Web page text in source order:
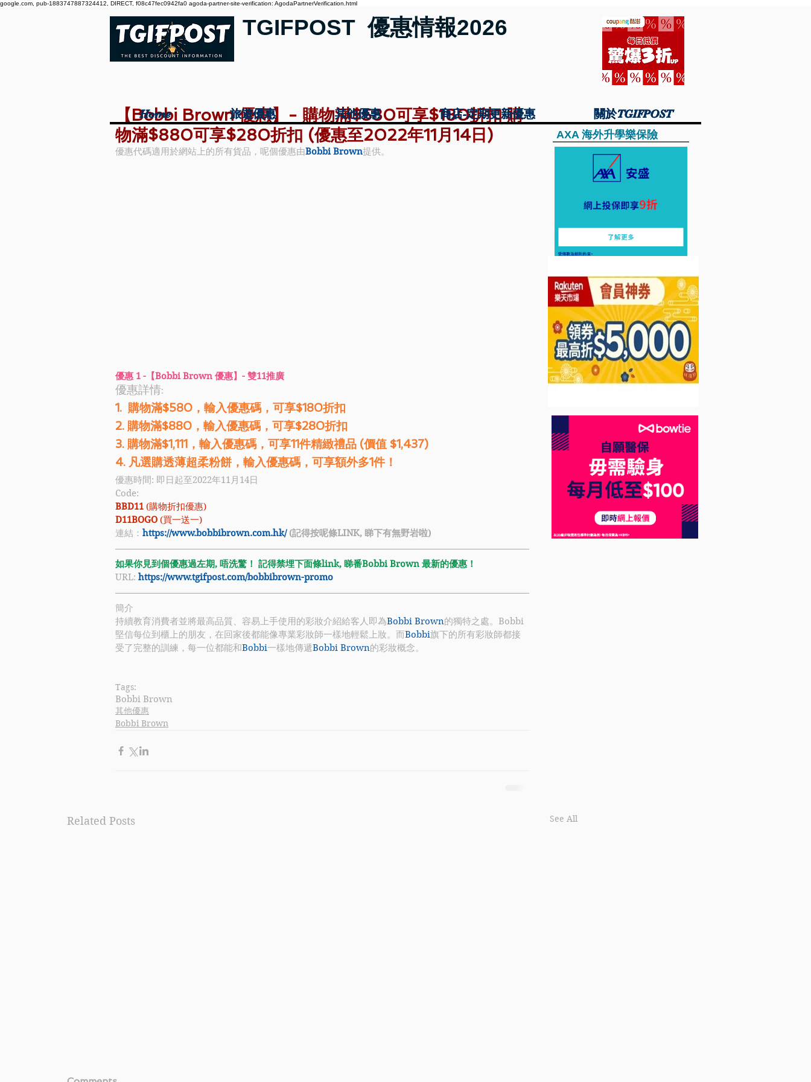
google.com, pub-1883747887324412, DIRECT, f08c47fec0942fa0 agoda-partner-site-verification: AgodaPartnerVerification.html
TGIFPOST 優惠情報2026
Home 旅遊優惠 其他優惠 商店-定期更新優惠 關於TGIFPOST
Home 旅遊優惠 其他優惠 商店-定期更新優惠 關於TGIFPOST
【Bobbi Brown 優惠】- 購物滿$580可享$180折扣 購
物滿$880可享$280折扣 (優惠至2022年11月14日)
優惠代碼適用於網站上的所有貨品，呢個優惠由Bobbi Brown提供。
優惠 1 -【Bobbi Brown 優惠】- 雙11推廣
優惠詳情:
1.  購物滿$580，輸入優惠碼，可享$180折扣
2. 購物滿$880，輸入優惠碼，可享$280折扣
3. 購物滿$1,111，輸入優惠碼，可享11件精緻禮品 (價值 $1,437)
4. 凡選購透薄超柔粉餅，輸入優惠碼，可享額外多1件！
優惠時間: 即日起至2022年11月14日
Code:
BBD11 (購物折扣優惠)
D11BOGO (買一送一)
連結： https://www.bobbibrown.com.hk/ (記得按呢條LINK, 睇下有無野岩啦)
如果你見到個優惠過左期, 唔洗驚！ 記得禁埋下面條link, 睇番Bobbi Brown 最新的優惠！
URL: https://www.tgifpost.com/bobbibrown-promo
簡介
持續教育消費者並將最高品質、容易上手使用的彩妝介紹給客人即為Bobbi Brown的獨特之處。Bobbi
堅信每位到櫃上的朋友，在回家後都能像專業彩妝師一樣地輕鬆上妝。而Bobbi旗下的所有彩妝師都接
受了完整的訓練，每一位都能和Bobbi一樣地傳遞Bobbi Brown的彩妝概念。
Tags:
Bobbi Brown
其他優惠
Bobbi Brown
Related Posts See All
AXA 海外升學樂保險